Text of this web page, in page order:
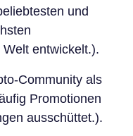
und
entwickelt.).
Community als
Promotionen
ausschüttet.).